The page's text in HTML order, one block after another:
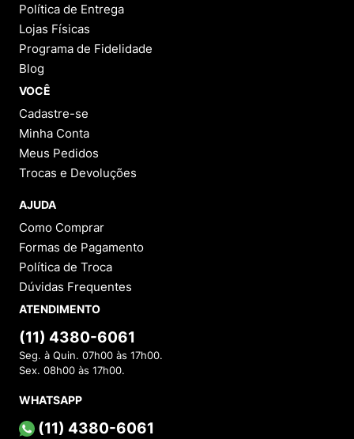
Política de Entrega
Lojas Físicas
Programa de Fidelidade
Blog
VOCÊ
Cadastre-se
Minha Conta
Meus Pedidos
Trocas e Devoluções
AJUDA
Como Comprar
Formas de Pagamento
Política de Troca
Dúvidas Frequentes
ATENDIMENTO
(11) 4380-6061
Seg. à Quin. 07h00 às 17h00.
Sex. 08h00 às 17h00.
WHATSAPP
(11) 4380-6061